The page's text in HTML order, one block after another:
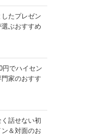
したプレゼン
ぶおすすめ
円でハイセン
家のおすす
く話せない初
＆対面のお